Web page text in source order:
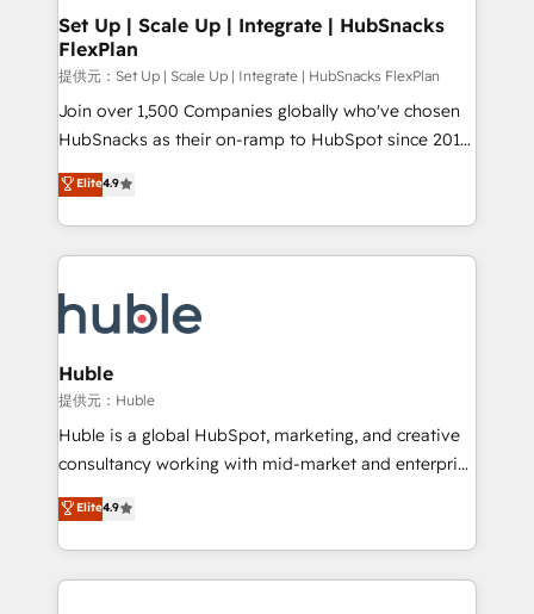
Award 🏆2020 Elite Solutions Partner 🏆2019
Integrations HubSpot Impact Award 🏆2019
Marketing Enablement HubSpot Impact Award 🏆
2018 Website Design HubSpot Impact Award 🏆2017
Website Design HubSpot Impact Award 🏆2016
Sales Enablement HubSpot Impact Award 🏆2015
Growth-Driven Design Agency of the Year 🏆2015
COS Design Award 🏆2013 HubSpot Marketplace
Provider of the Year 🏆2011 Became a HubSpot
Partner 📆Founded in 1997
Set Up | Scale Up | Integrate | HubSnacks
FlexPlan
提供元：Set Up | Scale Up | Integrate | HubSnacks FlexPlan
Join over 1,500 Companies globally who've chosen
HubSnacks as their on-ramp to HubSpot since 2014
Simple pay-as-you-go plans that accelerate value...
1️⃣ Set Up | Onboarding New or Check-fixing existing
HubSpot portals 2️⃣ Scale Up | 100% HubSpot Task
Execution... Global 24/7 ... All Experts 3️⃣ Integrate |
Slash months from your API Integration project... ⬅️
Click "Contact Business" ⬅️ to access 150+ Kickstart
Integration templates that put HubSpot in the center
of your tech stack, syncing... 🛍️ Shopify or
WooCommerce 💲 Stripe or Paypal 💰 Sage or
Netsuite 🤖 Google or Microsoft ✍️ DocuSign or
the rare Advanced "Custom Integrations"
Accreditation, securely sync data across... 🔄 any
Elite4.9
Huble
提供元：Huble
Huble is a global HubSpot, marketing, and creative
consultancy working with mid-market and enterprise
businesses. We go beyond implementation, shaping
the strategy, processes, and teams that turn
HubSpot into a genuine growth engine. Named
HubSpot's Global Partner of the Year in 2024,
Elite4.9